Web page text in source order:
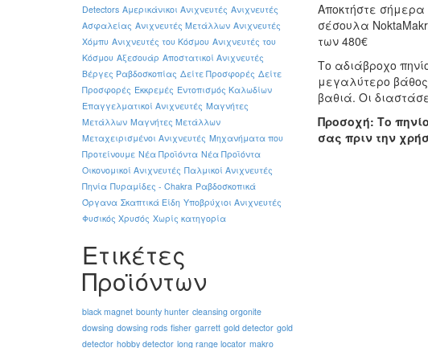
Detectors Αμερικάνικοι Ανιχνευτές Ανιχνευτές
Ασφαλείας Ανιχνευτές Μετάλλων Ανιχνευτές
Χόμπυ Ανιχνευτές του Κόσμου Ανιχνευτές του
Κόσμου Αξεσουάρ Αποστατικοί Ανιχνευτές
Βέργες Ραβδοσκοπίας Δείτε Προσφορές Δείτε
Προσφορές Εκκρεμές Εντοπισμός Καλωδίων
Επαγγελματικοί Ανιχνευτές Μαγνήτες
Μετάλλων Μαγνήτες Μετάλλων
Μεταχειρισμένοι Ανιχνευτές Μηχανήματα που
Προτείνουμε Νέα Προϊόντα Νέα Προϊόντα
Οικονομικοί Ανιχνευτές Παλμικοί Ανιχνευτές
Πηνία Πυραμίδες - Chakra Ραβδοσκοπικά
Όργανα Σκαπτικά Είδη Υποβρύχιοι Ανιχνευτές
Φυσικός Χρυσός Χωρίς κατηγορία
Ετικέτες
Προϊόντων
black magnet bounty hunter cleansing orgonite
dowsing dowsing rods fisher garrett gold detector gold
detector hobby detector long range locator makro
Αποκτήστε σήμερα
σέσουλα
των 480€
Το αδιάβροχο
μεγαλύτερο
βαθιά. Οι
Προσοχή: Το
σας πριν την